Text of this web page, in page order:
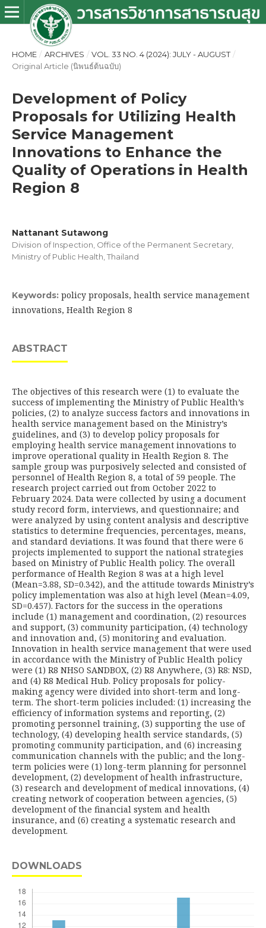
HOME / ARCHIVES / VOL. 33 NO. 4 (2024): JULY - AUGUST /
Original Article (นิพนธ์ต้นฉบับ)
Development of Policy
Proposals for Utilizing Health
Service Management
Innovations to Enhance the
Quality of Operations in Health
Region 8
Nattanant Sutawong
Division of Inspection, Office of the Permanent Secretary,
Ministry of Public Health, Thailand
Keywords: policy proposals, health service management
innovations, Health Region 8
ABSTRACT
The objectives of this research were (1) to evaluate the
success of implementing the Ministry of Public Health’s
policies, (2) to analyze success factors and innovations in
health service management based on the Ministry’s
guidelines, and (3) to develop policy proposals for
employing health service management innovations to
improve operational quality in Health Region 8. The
sample group was purposively selected and consisted of
personnel of Health Region 8, a total of 59 people. The
research project carried out from October 2022 to
February 2024. Data were collected by using a document
study record form, interviews, and questionnaire; and
were analyzed by using content analysis and descriptive
statistics to determine frequencies, percentages, means,
and standard deviations. It was found that there were 6
projects implemented to support the national strategies
based on Ministry of Public Health policy. The overall
performance of Health Region 8 was at a high level
(Mean=3.88, SD=0.342), and the attitude towards Ministry’s
policy implementation was also at high level (Mean=4.09,
SD=0.457). Factors for the success in the operations
include (1) management and coordination, (2) resources
and support, (3) community participation, (4) technology
and innovation and, (5) monitoring and evaluation.
Innovation in health service management that were used
in accordance with the Ministry of Public Health policy
were (1) R8 NHSO SANDBOX, (2) R8 Anywhere, (3) R8: NSD,
and (4) R8 Medical Hub. Policy proposals for policy-
making agency were divided into short-term and long-
term. The short-term policies included: (1) increasing the
efficiency of information systems and reporting, (2)
promoting personnel training, (3) supporting the use of
technology, (4) developing health service standards, (5)
promoting community participation, and (6) increasing
communication channels with the public; and the long-
term policies were (1) long-term planning for personnel
development, (2) development of health infrastructure,
(3) research and development of medical innovations, (4)
creating network of cooperation between agencies, (5)
development of the financial system and health
insurance, and (6) creating a systematic research and
development.
DOWNLOADS